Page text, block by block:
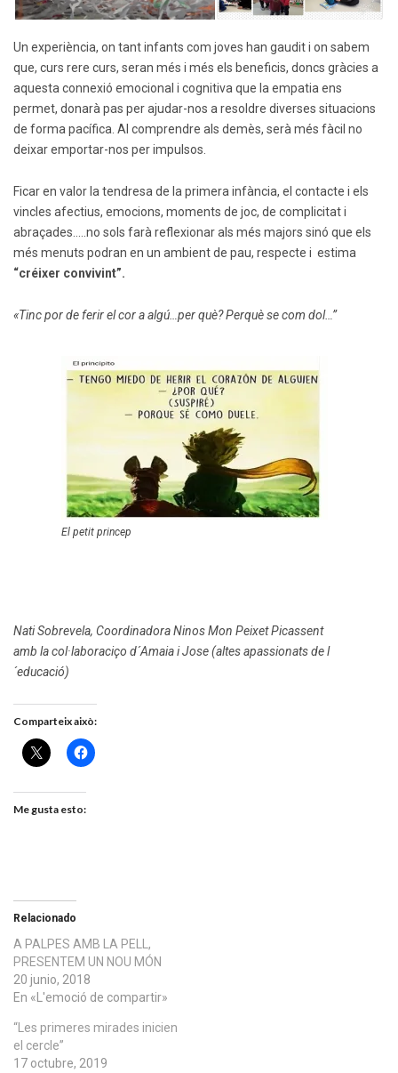
Un experiència, on tant infants com joves han gaudit i on sabem
que, curs rere curs, seran més i més els beneficis, doncs gràcies a
aquesta connexió emocional i cognitiva que la empatia ens
permet, donarà pas per ajudar-nos a resoldre diverses situacions
de forma pacífica. Al comprendre als demès, serà més fàcil no
deixar emportar-nos per impulsos.
Ficar en valor la tendresa de la primera infància, el contacte i els
vincles afectius, emocions, moments de joc, de complicitat i
abraçades…..no sols farà reflexionar als més majors sinó que els
més menuts podran en un ambient de pau, respecte i estima
“créixer convivint”.
«Tinc por de ferir el cor a algú…per què? Perquè se com dol…”
El petit princep
Nati Sobrevela, Coordinadora Ninos Mon Peixet Picassent
amb la col·laboraciço d´Amaia i Jose (altes apassionats de l
´educació)
Comparteix això:
Me gusta esto:
Relacionado
A PALPES AMB LA PELL,
PRESENTEM UN NOU MÓN
20 junio, 2018
En «L'emoció de compartir»
“Les primeres mirades inicien
el cercle”
17 octubre, 2019